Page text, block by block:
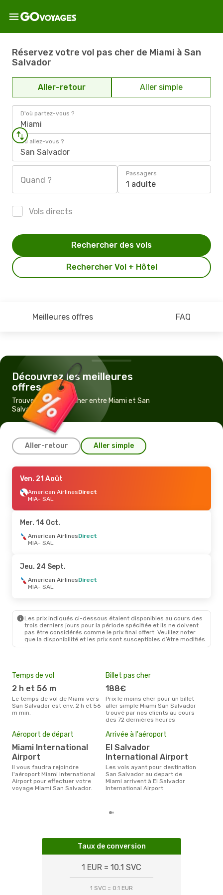
Réservez votre vol pas cher de Miami à San
Salvador
Aller-retour Aller simple
D'où partez-vous ?
Miami
Où allez-vous ?
San Salvador
Quand ?
Passagers
1 adulte
Vols directs
Rechercher Vol + Hôtel
Rechercher des vols
Meilleures offres FAQ
Découvrez les meilleures
offres
Trouvez un vol pas cher entre Miami et San
Salvador
Aller-retour Aller simple
Sam. 19 Sept.
Copa Airlines1 Escale
MIA- SAL
SAL- MIA
Jeu. 27 Août- Lun. 31 Août
Copa Airlines
SAL- MIA
Ven. 21 Août
American AirlinesDirect
MIA- SAL
Mer. 14 Oct.
American AirlinesDirect
MIA- SAL
Jeu. 24 Sept.
American AirlinesDirect
MIA- SAL
Les prix indiqués ci-dessous étaient disponibles au cours des
trois derniers jours pour la période spécifiée et ils ne doivent
pas être considérés comme le prix final offert. Veuillez noter
que la disponibilité et les prix sont susceptibles d’être modifiés.
Temps de vol
2 h et 56 m
Le temps de vol de Miami vers
San Salvador est env. 2 h et 56
m min.
Billet pas cher
188€
Prix le moins cher pour un billet
aller simple Miami San Salvador
trouvé par nos clients au cours
des 72 dernières heures
Aéroport de départ
Miami International
Airport
Il vous faudra rejoindre
l'aéroport Miami International
Airport pour effectuer votre
voyage Miami San Salvador.
Arrivée à l'aéroport
El Salvador
International Airport
Les vols ayant pour destination
San Salvador au depart de
Miami arrivent à El Salvador
International Airport
Taux de conversion
1 EUR = 10.1 SVC
1 SVC = 0.1 EUR